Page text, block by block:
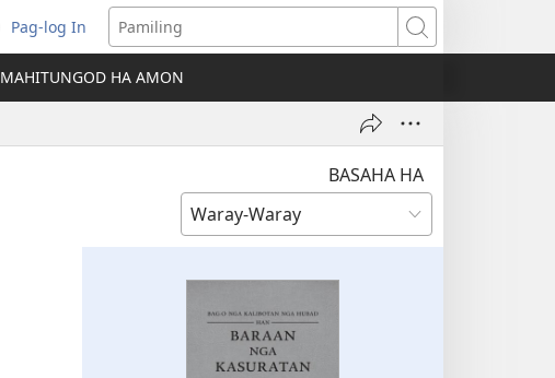
Pag-log In
(opens
new
window)
Pamiling
MAHITUNGOD HA AMON
BASAHA HA